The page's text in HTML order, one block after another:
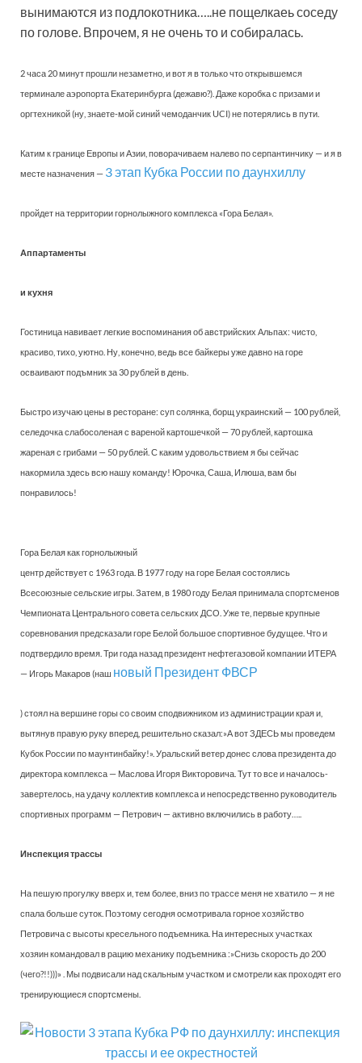
вынимаются из подлокотника…..не пощелкаеь соседу
по голове. Впрочем, я не очень то и собиралась.
2 часа 20 минут прошли незаметно, и вот я в только что открывшемся
терминале аэропорта Екатеринбурга (дежавю?). Даже коробка с призами и
оргтехникой (ну, знаете-мой синий чемоданчик UCI) не потерялись в пути.
Катим к границе Европы и Азии, поворачиваем налево по серпантинчику — и я в
месте назначения — 3 этап Кубка России по даунхиллу
пройдет на территории горнолыжного комплекса «Гора Белая».
Аппартаменты
и кухня
Гостиница навивает легкие воспоминания об австрийских Альпах: чисто,
красиво, тихо, уютно. Ну, конечно, ведь все байкеры уже давно на горе
осваивают подъмник за 30 рублей в день.
Быстро изучаю цены в ресторане: суп солянка, борщ украинский — 100 рублей,
селедочка слабосоленая с вареной картошечкой — 70 рублей, картошка
жареная с грибами — 50 рублей. С каким удовольствием я бы сейчас
накормила здесь всю нашу команду! Юрочка, Саша, Илюша, вам бы
понравилось!
Гора Белая как горнолыжный
центр действует с 1963 года. В 1977 году на горе Белая состоялись
Всесоюзные сельские игры. Затем, в 1980 году Белая принимала спортсменов
Чемпионата Центрального совета сельских ДСО. Уже те, первые крупные
соревнования предсказали горе Белой большое спортивное будущее. Что и
подтвердило время. Три года назад президент нефтегазовой компании ИТЕРА
— Игорь Макаров (наш новый Президент ФВСР
) стоял на вершине горы со своим сподвижником из администрации края и,
вытянув правую руку вперед, решительно сказал:»А вот ЗДЕСЬ мы проведем
Кубок России по маунтинбайку!». Уральский ветер донес слова президента до
директора комплекса — Маслова Игоря Викторовича. Тут то все и началось-
завертелось, на удачу коллектив комплекса и непосредственно руководитель
спортивных программ — Петрович — активно включились в работу…..
Инспекция трассы
На пешую прогулку вверх и, тем более, вниз по трассе меня не хватило — я не
спала больше суток. Поэтому сегодня осмотривала горное хозяйство
Петровича с высоты кресельного подъемника. На интересных участках
хозяин командовал в рацию механику подъемника :»Снизь скорость до 200
(чего?!!)))» . Мы подвисали над скальным участком и смотрели как проходят его
тренирующиеся спортсмены.